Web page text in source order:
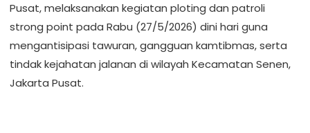
Pusat, melaksanakan kegiatan ploting dan patroli
strong point pada Rabu (27/5/2026) dini hari guna
mengantisipasi tawuran, gangguan kamtibmas, serta
tindak kejahatan jalanan di wilayah Kecamatan Senen,
Jakarta Pusat.